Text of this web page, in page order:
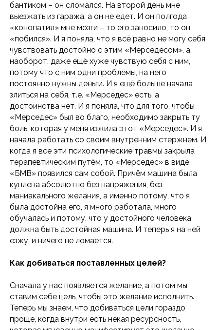
бантиком – он сломался. На второй день мне
выезжать из гаража, а он не едет. И он полгода
«конопатил» мне мозги – то его заносило, то он
«побился». И я поняла, что я всё равно не могу себя
чувствовать достойно с этим «Мерседесом», а,
наоборот, даже ещё хуже чувствую себя с ним,
потому что с ним одни проблемы, на него
постоянно нужны деньги. И я ещё больше начала
злиться на себя, т.е. «Мерседес» есть, а
достоинства нет. И я поняла, что для того, чтобы
«Мерседес» был во благо, необходимо закрыть ту
боль, которая у меня изжила этот «Мерседес». И я
начала работать со своим внутренним стержнем. И
когда я все эти психологические травмы закрыла
терапевтическим путём, то «Мерседес» в виде
«БМВ» появился сам собой. Причём машина была
куплена абсолютно без напряжения, без
маниакального желания, а именно потому, что я
была достойна его, я много работала, много
обучалась и потому, что у достойного человека
должна быть достойная машина. И теперь я на ней
езжу, и ничего не ломается.
Как добиваться поставленных целей?
Сначала у нас появляется желание, а потом мы
ставим себе цель, чтобы это желание исполнить.
Теперь мы знаем, что добиваться цели гораздо
проще, когда внутри есть некая ресурсность,
125315, г. Москва,
пр-кт Ленинградский, д. 68, стр. 24,
эт/пом/ком 2/IV/20
+7(499) 229-58-68,